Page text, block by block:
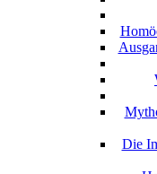
Die